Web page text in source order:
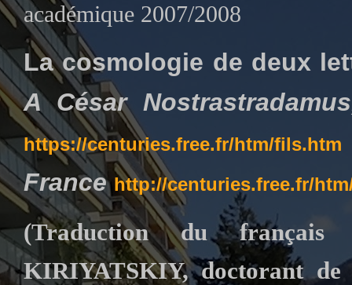
académique 2007/2008
La cosmologie de deux
A César
https://centuries.free.fr/htm/fils.htm
Francehttp://centuries.free.fr/
(Traduction du français
KIRIYATSKIY, doctorant